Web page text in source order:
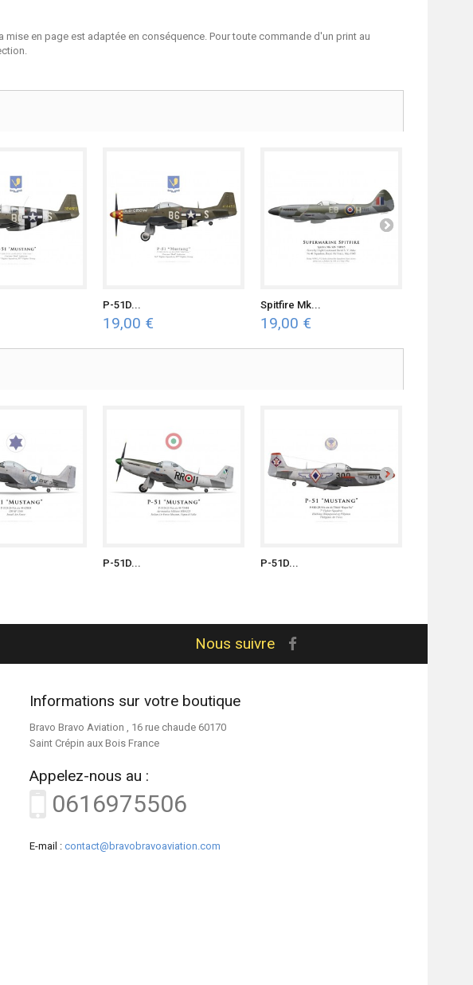
en page est adaptée en conséquence. Pour toute commande d'un print au
P-51D...
19,00 €
Spitfire Mk...
19,00 €
P-51D... P-51D...
Nous suivre
Informations sur votre boutique
Bravo Bravo Aviation , 16 rue chaude 60170
Saint Crépin aux Bois France
Appelez-nous au :
0616975506
E-mail : contact@bravobravoaviation.com